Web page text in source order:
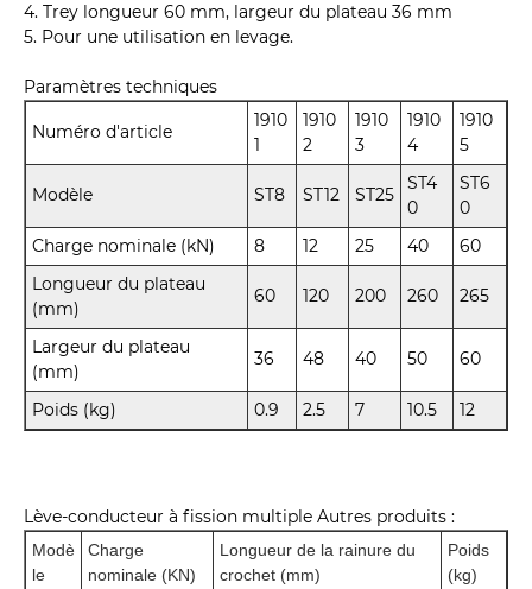
4. Trey longueur 60 mm, largeur du plateau 36 mm
5. Pour une utilisation en levage.
Paramètres techniques
Numéro d'article
1910
1
1910
2
1910
3
1910
4
1910
5
Modèle ST8 ST12 ST25
ST4
0
ST6
0
Charge nominale (kN)
8 12 25 40
60
Longueur du plateau
(mm)
60 120 200 260 265
Largeur du plateau
(mm)
36 48 40 50 60
Poids (kg) 0.9 2.5 7 10.5 12
Lève-conducteur à fission multiple Autres produits :
Modè
le
Charge
nominale (KN)
Longueur de la rainure du
crochet (mm)
Poids
(kg)